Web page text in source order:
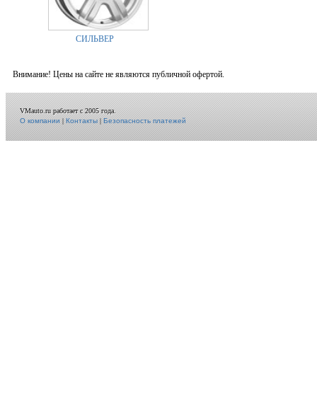
СИЛЬВЕР
Внимание! Цены на сайте не являются публичной офертой.
VMauto.ru работает с 2005 года.
О компании|Контакты|Безопасность платежей